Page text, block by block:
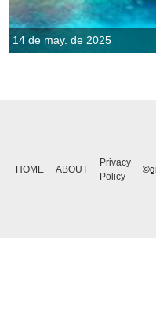
14 de may. de 2025
HOME ABOUT
Privacy
Policy